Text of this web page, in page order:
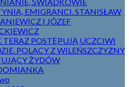
EMIGRANCI. STANISŁAW
I JÓZEF
TERAZ POSTĘPUJĄ UCZCIWI
POLACY Z WILEŃSZCZYZNY
ŻYDÓW